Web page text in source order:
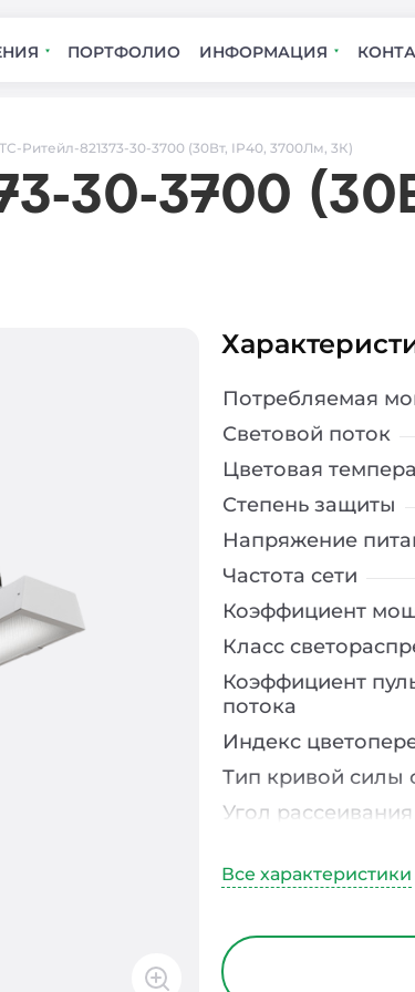
ПОРТФОЛИО ИНФОРМАЦИЯ
Ритейл-821373-30-3700 (30Вт, IP40, 3700Лм, 3К)
30-3700
Потребляемая
Световой поток
Цветовая
Степень защиты
Напряжение
Частота сети
Коэффициент
Класс
Коэффициент
потока
Индекс
Тип кривой силы
Угол рассеивания
Диапазон
Класс защиты от